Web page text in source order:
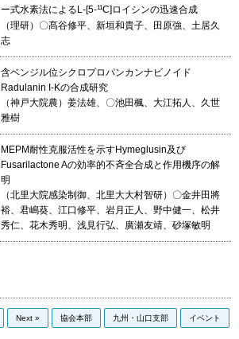
ー式水素法によるL-[5-11C]ロイシンの迅速合成
（理研）〇髙谷修平、新垣和貴子、田原強、土居久
志
含ベンジル位シクロプロパンカンナビノイド
Radulanin I-Kの合成研究
（神戸大院農）姜法雄、〇池田楓、大江拓人、久世
雅樹
MEPM耐性克服活性を示すHymeglusin及び
Fusarilactone Aの効率的不斉全合成と作用機序の解
明
（北里大院感染制御、北里大大村智研）〇金井田將
裕、君嶋葵、江口修平、岩月正人、野中健一、松井
秀仁、花木秀明、浅見行弘、廣瀬友靖、砂塚敏明
Next » 協会本部 九州・山口支部 イベント